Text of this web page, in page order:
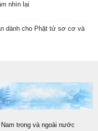
nhìn lại
dành cho Phật tử sơ cơ và
trong và ngoài nước